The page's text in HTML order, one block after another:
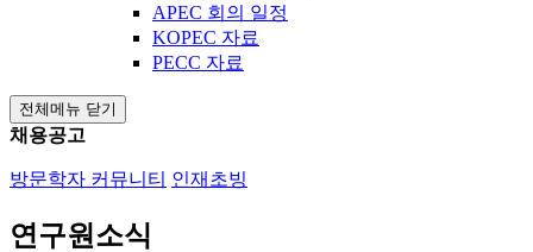
APEC 회의 일정
KOPEC 자료
PECC 자료
전체메뉴 닫기
채용공고
방문학자 커뮤니티 인재초빙
연구원소식